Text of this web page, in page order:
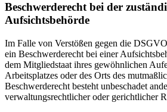
Beschwerderecht bei der
Aufsichtsbehörde
Im Falle von Verstößen gegen die
ein Beschwerderecht bei einer
dem Mitgliedstaat ihres gewöhnlichen
Arbeitsplatzes oder des Orts des
Beschwerderecht besteht unbeschadet
verwaltungsrechtlicher oder gerichtlicher